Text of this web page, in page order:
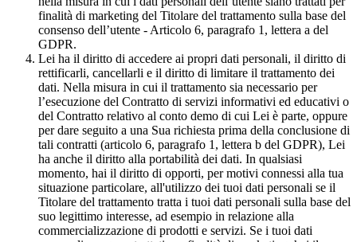
finalità di marketing del Titolare del trattamento sulla base del
consenso dell’utente - Articolo 6, paragrafo 1, lettera a del
GDPR.
Lei ha il diritto di accedere ai propri dati personali, il diritto di
rettificarli, cancellarli e il diritto di limitare il trattamento dei
dati. Nella misura in cui il trattamento sia necessario per
l’esecuzione del Contratto di servizi informativi ed educativi o
del Contratto relativo al conto demo di cui Lei è parte, oppure
per dare seguito a una Sua richiesta prima della conclusione di
tali contratti (articolo 6, paragrafo 1, lettera b del GDPR), Lei
ha anche il diritto alla portabilità dei dati. In qualsiasi
momento, hai il diritto di opporti, per motivi connessi alla tua
situazione particolare, all'utilizzo dei tuoi dati personali se il
Titolare del trattamento tratta i tuoi dati personali sulla base del
suo legittimo interesse, ad esempio in relazione alla
commercializzazione di prodotti e servizi. Se i tuoi dati